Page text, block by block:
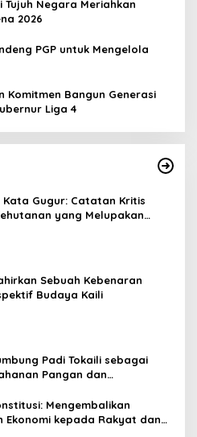
Negara Meriahkan
2026
PGP untuk Mengelola
Komitmen Bangun Generasi
Liga 4
Kata Gugur: Catatan Kritis
yang Melupakan
Sebuah Kebenaran
Budaya Kaili
Padi Tokaili sebagai
Pangan dan
Mengembalikan
Ekonomi kepada Rakyat dan